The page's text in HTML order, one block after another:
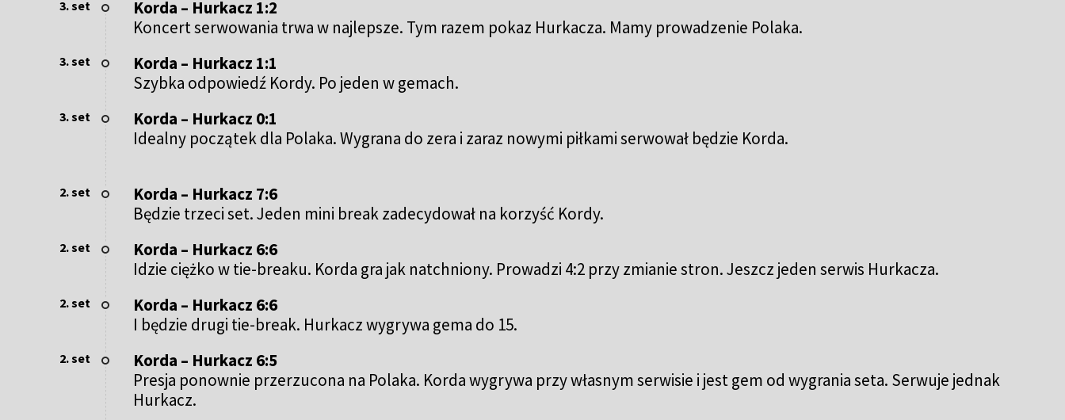
3. set
Korda – Hurkacz 1:2
Koncert serwowania trwa w najlepsze. Tym razem pokaz Hurkacza. Mamy prowadzenie Polaka.
3. set
Korda – Hurkacz 1:1
Szybka odpowiedź Kordy. Po jeden w gemach.
3. set
Korda – Hurkacz 0:1
Idealny początek dla Polaka. Wygrana do zera i zaraz nowymi piłkami serwował będzie Korda.
2. set
Korda – Hurkacz 7:6
Będzie trzeci set. Jeden mini break zadecydował na korzyść Kordy.
2. set
Korda – Hurkacz 6:6
Idzie ciężko w tie-breaku. Korda gra jak natchniony. Prowadzi 4:2 przy zmianie stron. Jeszcz jeden serwis Hurkacza.
2. set
Korda – Hurkacz 6:6
I będzie drugi tie-break. Hurkacz wygrywa gema do 15.
2. set
Korda – Hurkacz 6:5
Presja ponownie przerzucona na Polaka. Korda wygrywa przy własnym serwisie i jest gem od wygrania seta. Serwuje jednak
Hurkacz.